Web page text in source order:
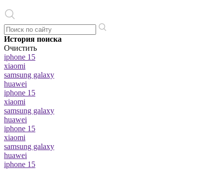
История поиска
Очистить
iphone 15
xiaomi
samsung galaxy
huawei
iphone 15
xiaomi
samsung galaxy
huawei
iphone 15
xiaomi
samsung galaxy
huawei
iphone 15